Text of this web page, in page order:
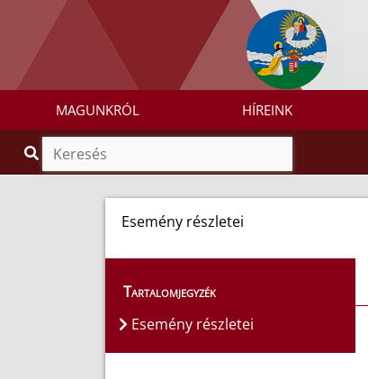
MAGUNKRÓL HÍREINK
Esemény részletei
Tartalomjegyzék
Esemény részletei